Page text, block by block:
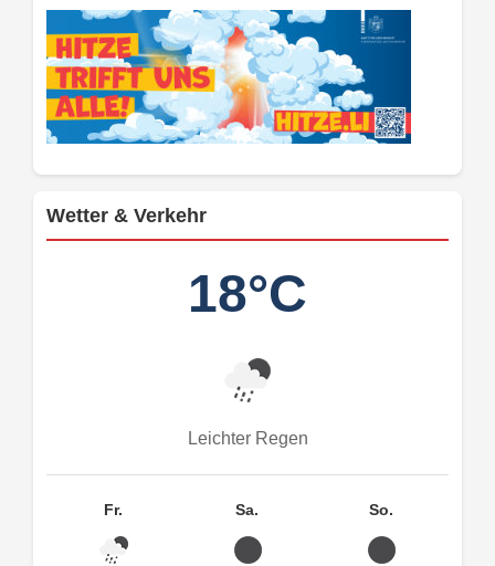
Wetter & Verkehr
18°C
Leichter Regen
Fr. Sa. So.